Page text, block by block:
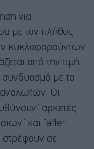
για
με τον πλήθος
κυκλοφορούντων
από την τιμή
με το
Οι
αρκετές
και “after
στρέφουν σε